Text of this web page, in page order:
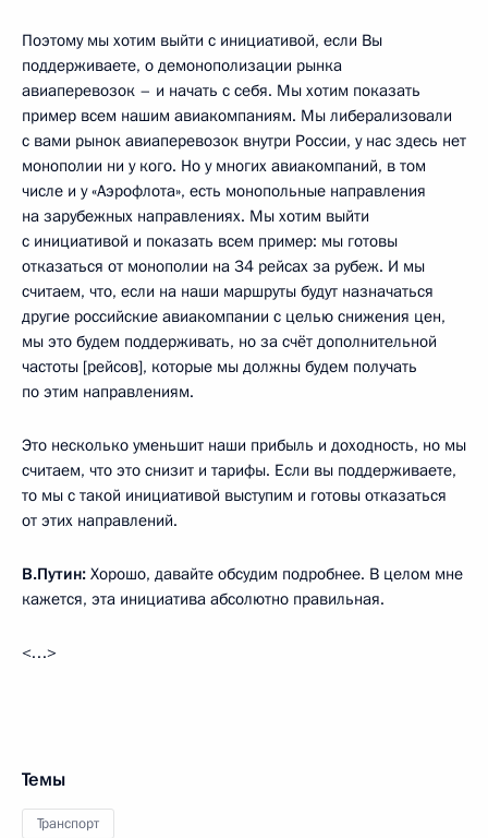
Поэтому мы хотим выйти с инициативой, если Вы
поддерживаете, о демонополизации рынка
авиаперевозок – и начать с себя. Мы хотим показать
пример всем нашим авиакомпаниям. Мы либерализовали
с вами рынок авиаперевозок внутри России, у нас здесь нет
монополии ни у кого. Но у многих авиакомпаний, в том
числе и у «Аэрофлота», есть монопольные направления
на зарубежных направлениях. Мы хотим выйти
с инициативой и показать всем пример: мы готовы
отказаться от монополии на 34 рейсах за рубеж. И мы
считаем, что, если на наши маршруты будут назначаться
другие российские авиакомпании с целью снижения цен,
мы это будем поддерживать, но за счёт дополнительной
частоты [рейсов], которые мы должны будем получать
по этим направлениям.
Это несколько уменьшит наши прибыль и доходность, но мы
считаем, что это снизит и тарифы. Если вы поддерживаете,
то мы с такой инициативой выступим и готовы отказаться
от этих направлений.
В.Путин: Хорошо, давайте обсудим подробнее. В целом мне
кажется, эта инициатива абсолютно правильная.
<…>
Темы
Транспорт